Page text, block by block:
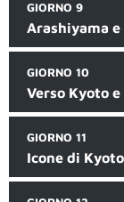
GIORNO 9
Arashiyama
GIORNO 10
Verso Kyoto
GIORNO 11
Icone di Kyoto